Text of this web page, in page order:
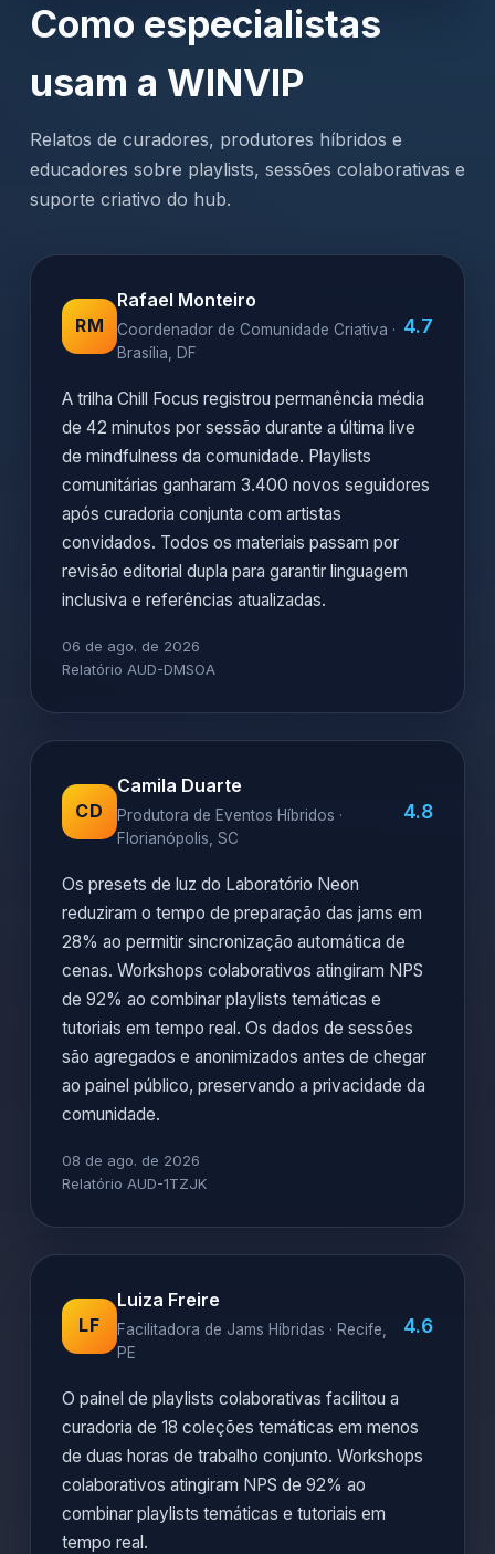
Como especialistas
usam a WINVIP
Relatos de curadores, produtores híbridos e
educadores sobre playlists, sessões colaborativas e
suporte criativo do hub.
RM
Rafael Monteiro
Coordenador de Comunidade Criativa ·
Brasília, DF
4.7
A trilha Chill Focus registrou permanência média
de 42 minutos por sessão durante a última live
de mindfulness da comunidade. Playlists
comunitárias ganharam 3.400 novos seguidores
após curadoria conjunta com artistas
convidados. Todos os materiais passam por
revisão editorial dupla para garantir linguagem
inclusiva e referências atualizadas.
06 de ago. de 2026
Relatório AUD-DMSOA
CD
Camila Duarte
Produtora de Eventos Híbridos ·
Florianópolis, SC
4.8
Os presets de luz do Laboratório Neon
reduziram o tempo de preparação das jams em
28% ao permitir sincronização automática de
cenas. Workshops colaborativos atingiram NPS
de 92% ao combinar playlists temáticas e
tutoriais em tempo real. Os dados de sessões
são agregados e anonimizados antes de chegar
ao painel público, preservando a privacidade da
comunidade.
08 de ago. de 2026
Relatório AUD-1TZJK
LF
Luiza Freire
Facilitadora de Jams Híbridas · Recife,
PE
4.6
O painel de playlists colaborativas facilitou a
curadoria de 18 coleções temáticas em menos
de duas horas de trabalho conjunto. Workshops
colaborativos atingiram NPS de 92% ao
combinar playlists temáticas e tutoriais em
tempo real.